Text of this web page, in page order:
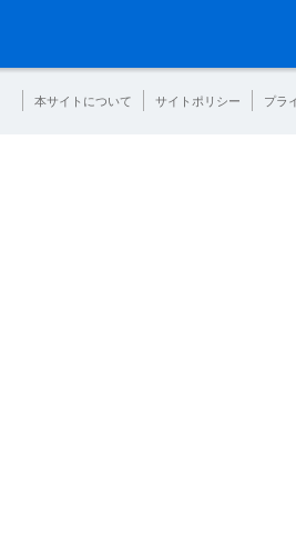
本サイトについて サイトポリシー プラ